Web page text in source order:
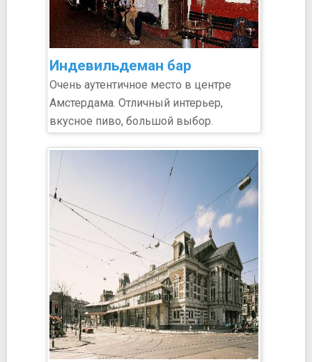
Индевильдеман бар
Очень аутентичное место в центре
Амстердама. Отличный интерьер,
вкусное пиво, большой выбор.